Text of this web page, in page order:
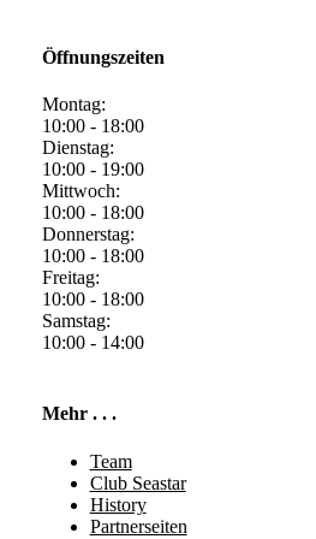
Öffnungszeiten
Montag:
10:00 - 18:00
Dienstag:
10:00 - 19:00
Mittwoch:
10:00 - 18:00
Donnerstag:
10:00 - 18:00
Freitag:
10:00 - 18:00
Samstag:
10:00 - 14:00
Mehr . . .
Team
Club Seastar
History
Partnerseiten